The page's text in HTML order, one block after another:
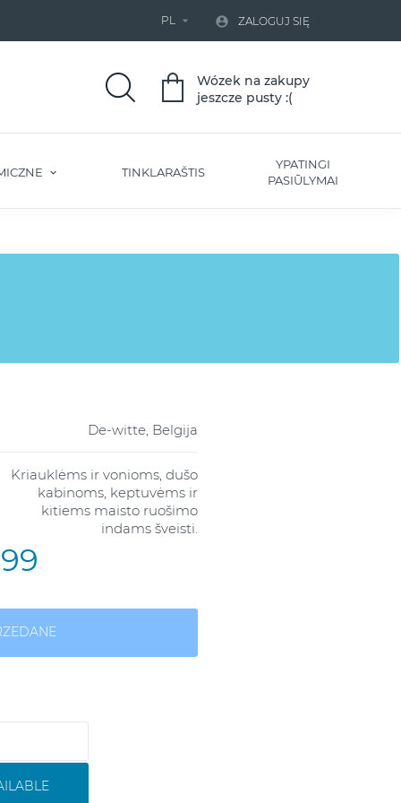
PL   ZALOGUJ SIĘ
Wózek na zakupy
jeszcze pusty :(
TINKLARAŠTIS
YPATINGI
PASIŪLYMAI
De-witte, Belgija
Kriauklėms ir vonioms, dušo
kabinoms, keptuvėms ir
kitiems maisto ruošimo
indams šveisti.